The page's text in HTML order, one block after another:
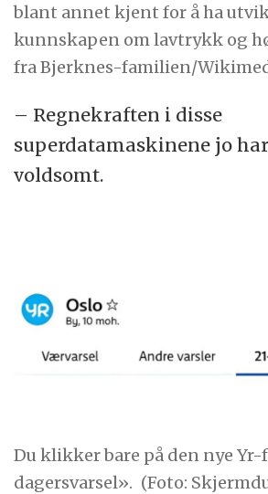
blant annet kjent for å ha
kunnskapen om lavtrykk og
fra Bjerknes-familien/
– Regnekraften i disse
superdatamaskinene jo
voldsomt.
Du klikker bare på den nye Yr-
dagersvarsel». (Foto: